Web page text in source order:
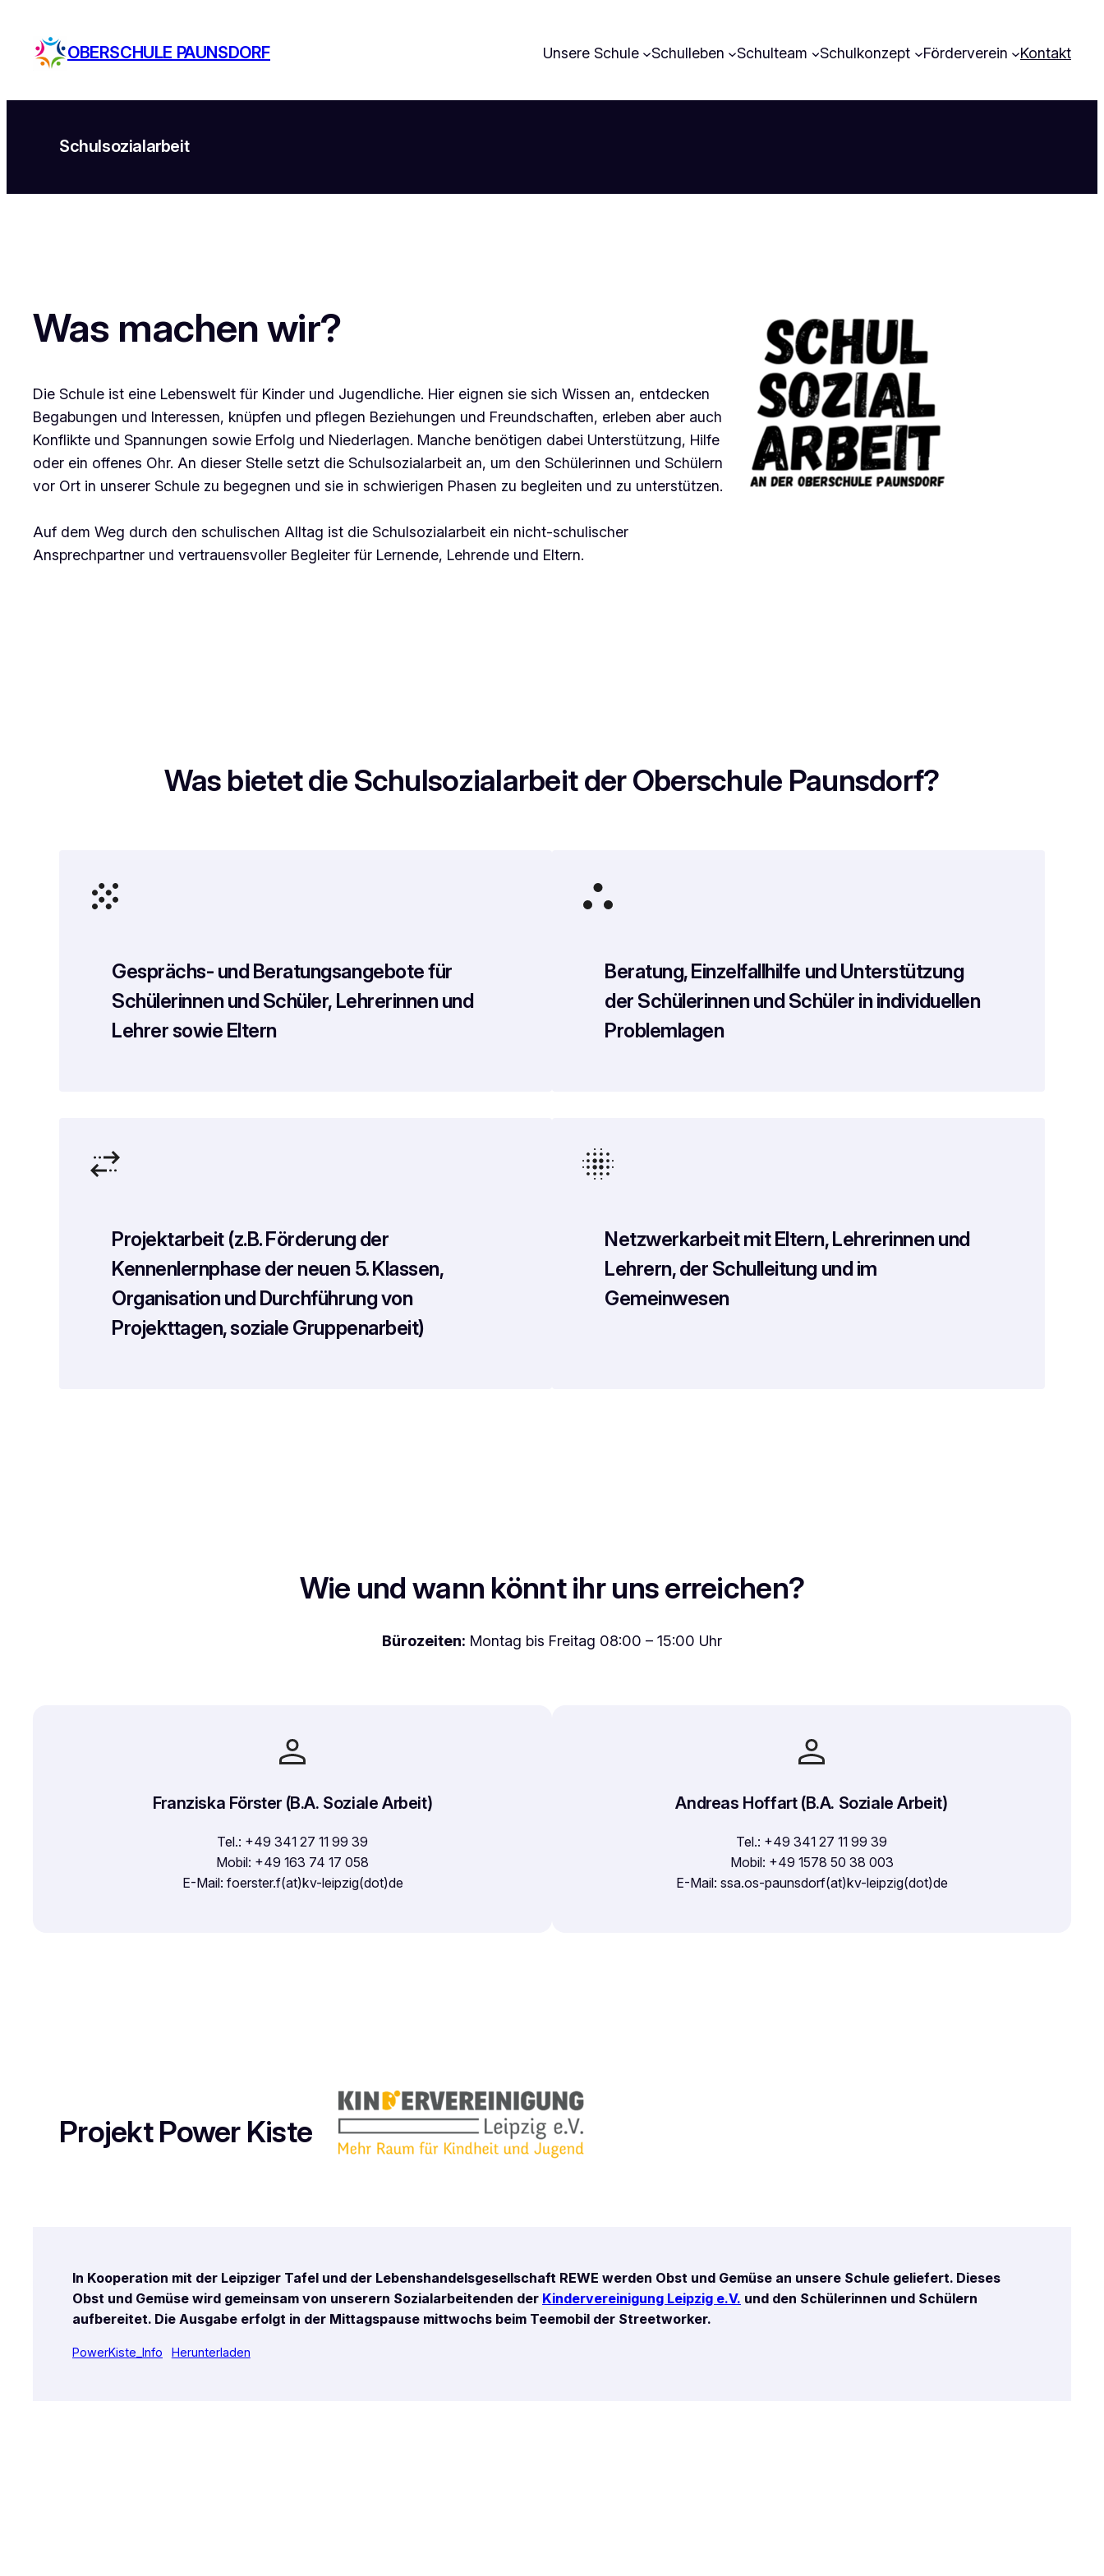
Inhalt
springen
OBERSCHULE PAUNSDORF Unsere Schule Schulleben Schulteam Schulkonzept Förderverein Kontakt
Schulsozialarbeit
Was machen wir?
Die Schule ist eine Lebenswelt für Kinder und Jugendliche. Hier eignen sie sich Wissen an, entdecken
Begabungen und Interessen, knüpfen und pflegen Beziehungen und Freundschaften, erleben aber auch
Konflikte und Spannungen sowie Erfolg und Niederlagen. Manche benötigen dabei Unterstützung, Hilfe
oder ein offenes Ohr. An dieser Stelle setzt die Schulsozialarbeit an, um den Schülerinnen und Schülern
vor Ort in unserer Schule zu begegnen und sie in schwierigen Phasen zu begleiten und zu unterstützen.
Auf dem Weg durch den schulischen Alltag ist die Schulsozialarbeit ein nicht-schulischer
Ansprechpartner und vertrauensvoller Begleiter für Lernende, Lehrende und Eltern.
Was bietet die Schulsozialarbeit der Oberschule Paunsdorf?
Gesprächs- und Beratungsangebote für
Schülerinnen und Schüler, Lehrerinnen und
Lehrer sowie Eltern
Beratung, Einzelfallhilfe und Unterstützung
der Schülerinnen und Schüler in individuellen
Problemlagen
Projektarbeit (z.B. Förderung der
Kennenlernphase der neuen 5. Klassen,
Organisation und Durchführung von
Projekttagen, soziale Gruppenarbeit)
Netzwerkarbeit mit Eltern, Lehrerinnen und
Lehrern, der Schulleitung und im
Gemeinwesen
Wie und wann könnt ihr uns erreichen?
Bürozeiten: Montag bis Freitag 08:00 – 15:00 Uhr
Franziska Förster (B.A. Soziale Arbeit)
Tel.: +49 341 27 11 99 39
Mobil: +49 163 74 17 058
E-Mail: foerster.f(at)kv-leipzig(dot)de
Andreas Hoffart (B.A. Soziale Arbeit)
Tel.: +49 341 27 11 99 39
Mobil: +49 1578 50 38 003
E-Mail: ssa.os-paunsdorf(at)kv-leipzig(dot)de
Projekt Power Kiste
In Kooperation mit der Leipziger Tafel und der Lebenshandelsgesellschaft REWE werden Obst und Gemüse an unsere Schule geliefert. Dieses
Obst und Gemüse wird gemeinsam von unserern Sozialarbeitenden der Kindervereinigung Leipzig e.V. und den Schülerinnen und Schülern
aufbereitet. Die Ausgabe erfolgt in der Mittagspause mittwochs beim Teemobil der Streetworker.
PowerKiste_Info Herunterladen